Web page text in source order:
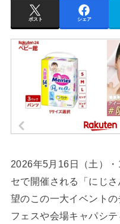
ポスト シェア
2026年5月16日（土）
セで開催される「にじ
望のこの一大イベント
フェスや会場キャパシ